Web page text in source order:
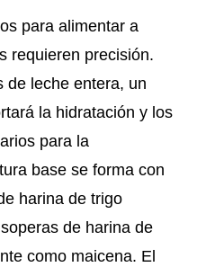
para alimentar a
requieren precisión.
de leche entera, un
la hidratación y los
para la
base se forma con
harina de trigo
de harina de
como maicena. El